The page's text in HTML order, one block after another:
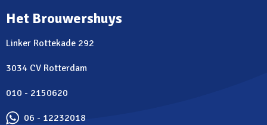
Het Brouwershuys
Linker Rottekade 292
3034 CV Rotterdam
010 - 2150620
06 - 12232018